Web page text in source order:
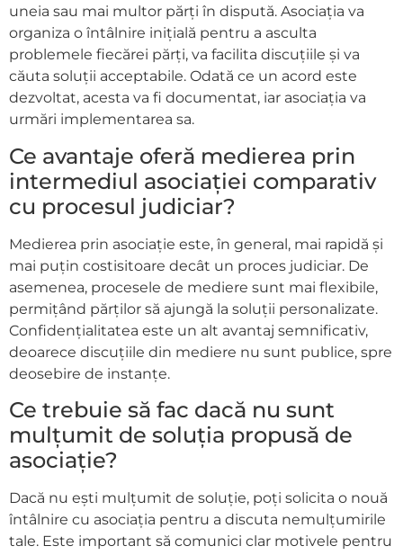
uneia sau mai multor părți în dispută. Asociația va
organiza o întâlnire inițială pentru a asculta
problemele fiecărei părți, va facilita discuțiile și va
căuta soluții acceptabile. Odată ce un acord este
dezvoltat, acesta va fi documentat, iar asociația va
urmări implementarea sa.
Ce avantaje oferă medierea prin
intermediul asociației comparativ
cu procesul judiciar?
Medierea prin asociație este, în general, mai rapidă și
mai puțin costisitoare decât un proces judiciar. De
asemenea, procesele de mediere sunt mai flexibile,
permițând părților să ajungă la soluții personalizate.
Confidențialitatea este un alt avantaj semnificativ,
deoarece discuțiile din mediere nu sunt publice, spre
deosebire de instanțe.
Ce trebuie să fac dacă nu sunt
mulțumit de soluția propusă de
asociație?
Dacă nu ești mulțumit de soluție, poți solicita o nouă
întâlnire cu asociația pentru a discuta nemulțumirile
tale. Este important să comunici clar motivele pentru